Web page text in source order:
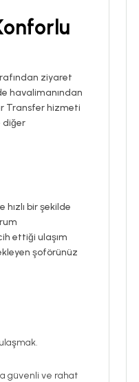
ziyaret
havalimanından
Transfer hizmeti
diğer
bir şekilde
ettiği ulaşım
şoförünüz
güvenli ve rahat